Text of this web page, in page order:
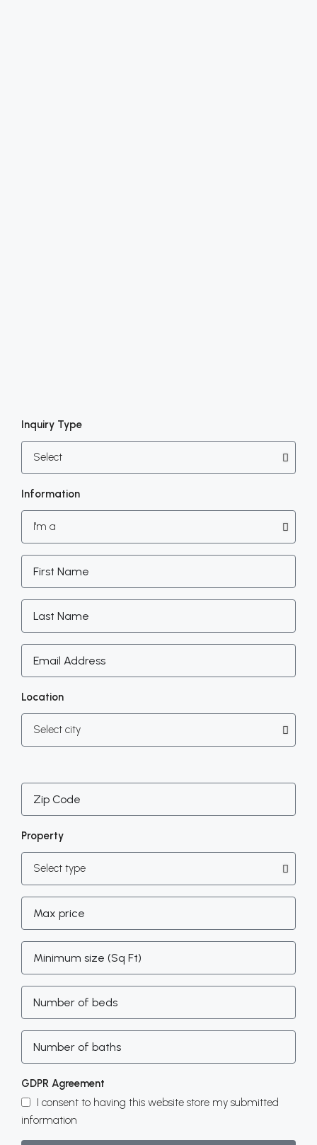
Inquiry Type
Information
Location
Property
GDPR Agreement
I consent to having this website store my submitted
information